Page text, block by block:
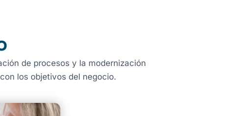
de procesos y la modernización
los objetivos del negocio.